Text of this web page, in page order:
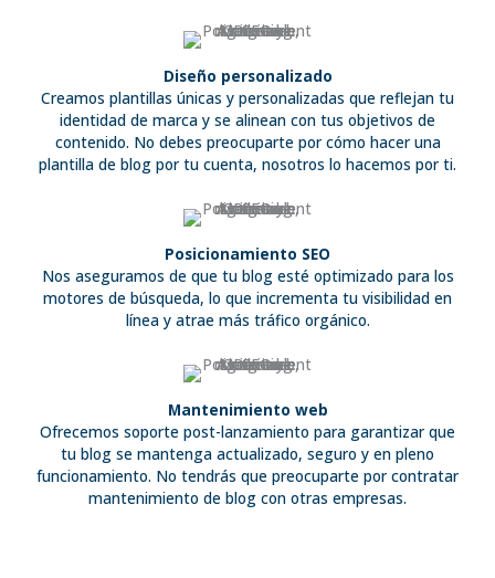
Diseño personalizado
Creamos plantillas únicas y personalizadas que reflejan tu
identidad de marca y se alinean con tus objetivos de
contenido. No debes preocuparte por cómo hacer una
plantilla de blog por tu cuenta, nosotros lo hacemos por ti.
Posicionamiento SEO
Nos aseguramos de que tu blog esté optimizado para los
motores de búsqueda, lo que incrementa tu visibilidad en
línea y atrae más tráfico orgánico.
Mantenimiento web
Ofrecemos soporte post-lanzamiento para garantizar que
tu blog se mantenga actualizado, seguro y en pleno
funcionamiento. No tendrás que preocuparte por contratar
mantenimiento de blog con otras empresas.